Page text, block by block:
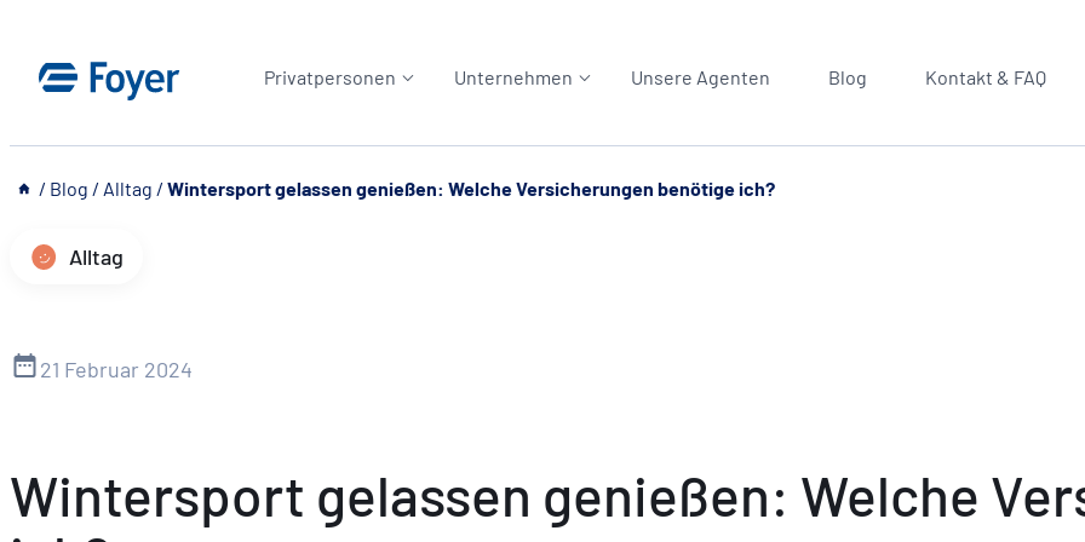
springen
Privatpersonen Unternehmen Unsere Agenten Blog Kontakt & FAQ
__ / Blog / Alltag / Wintersport gelassen genießen: Welche Versicherungen benötige ich?
Alltag
21 Februar 2024
Wintersport gelassen genießen: Welche